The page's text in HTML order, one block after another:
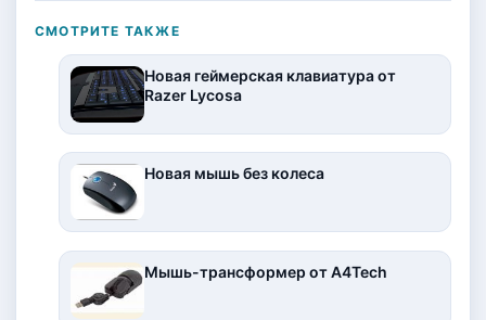
СМОТРИТЕ ТАКЖЕ
Новая геймерская клавиатура от
Razer Lycosa
Новая мышь без колеса
Мышь-трансформер от A4Tech